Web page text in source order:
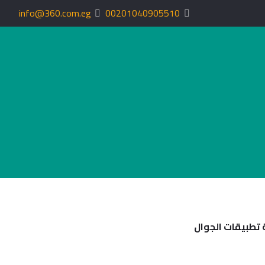
00201040905510
info@360.com.eg
تطبيقات الجوال